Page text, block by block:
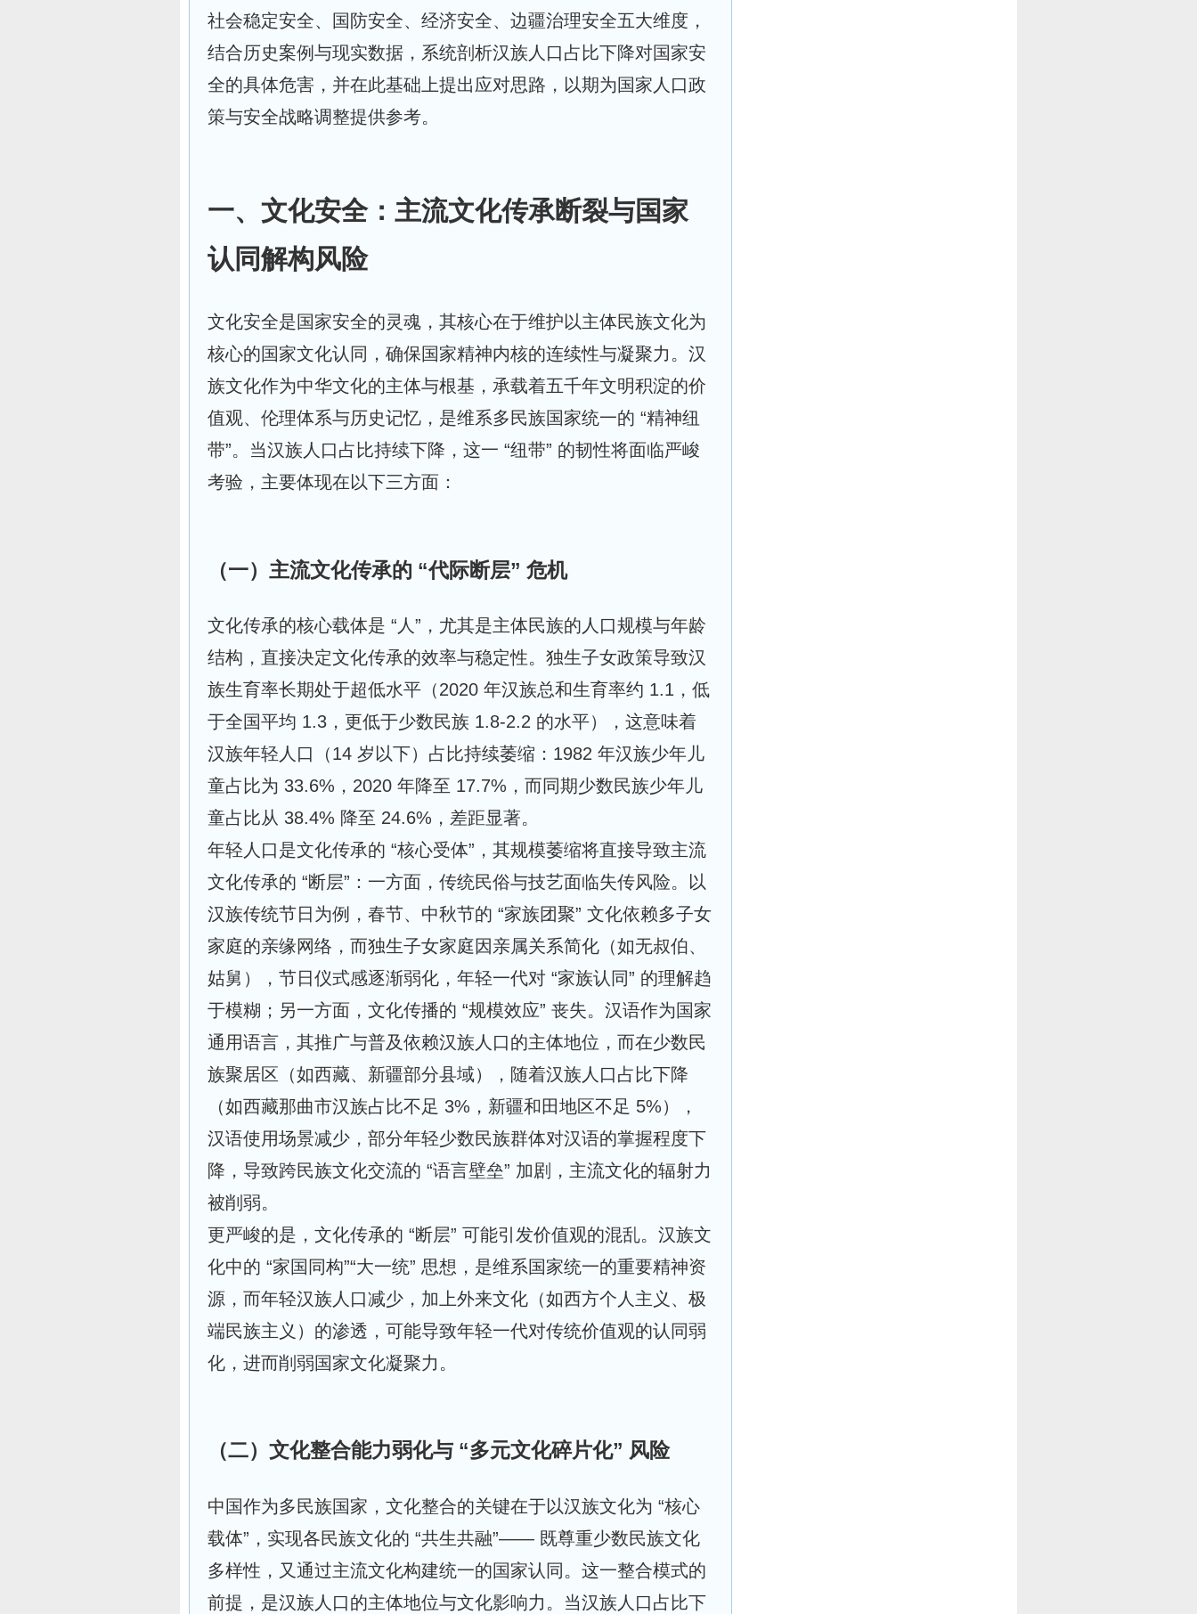
社会稳定安全、国防安全、经济安全、边疆治理安全五大维度，
结合历史案例与现实数据，系统剖析汉族人口占比下降对国家安
全的具体危害，并在此基础上提出应对思路，以期为国家人口政
策与安全战略调整提供参考。
一、文化安全：主流文化传承断裂与国家
认同解构风险
文化安全是国家安全的灵魂，其核心在于维护以主体民族文化为
核心的国家文化认同，确保国家精神内核的连续性与凝聚力。汉
族文化作为中华文化的主体与根基，承载着五千年文明积淀的价
值观、伦理体系与历史记忆，是维系多民族国家统一的 “精神纽
带”。当汉族人口占比持续下降，这一 “纽带” 的韧性将面临严峻
考验，主要体现在以下三方面：
（一）主流文化传承的 “代际断层” 危机
文化传承的核心载体是 “人”，尤其是主体民族的人口规模与年龄
结构，直接决定文化传承的效率与稳定性。独生子女政策导致汉
族生育率长期处于超低水平（2020 年汉族总和生育率约 1.1，低
于全国平均 1.3，更低于少数民族 1.8-2.2 的水平），这意味着
汉族年轻人口（14 岁以下）占比持续萎缩：1982 年汉族少年儿
童占比为 33.6%，2020 年降至 17.7%，而同期少数民族少年儿
童占比从 38.4% 降至 24.6%，差距显著。
年轻人口是文化传承的 “核心受体”，其规模萎缩将直接导致主流
文化传承的 “断层”：一方面，传统民俗与技艺面临失传风险。以
汉族传统节日为例，春节、中秋节的 “家族团聚” 文化依赖多子女
家庭的亲缘网络，而独生子女家庭因亲属关系简化（如无叔伯、
姑舅），节日仪式感逐渐弱化，年轻一代对 “家族认同” 的理解趋
于模糊；另一方面，文化传播的 “规模效应” 丧失。汉语作为国家
通用语言，其推广与普及依赖汉族人口的主体地位，而在少数民
族聚居区（如西藏、新疆部分县域），随着汉族人口占比下降
（如西藏那曲市汉族占比不足 3%，新疆和田地区不足 5%），
汉语使用场景减少，部分年轻少数民族群体对汉语的掌握程度下
降，导致跨民族文化交流的 “语言壁垒” 加剧，主流文化的辐射力
被削弱。
更严峻的是，文化传承的 “断层” 可能引发价值观的混乱。汉族文
化中的 “家国同构”“大一统” 思想，是维系国家统一的重要精神资
源，而年轻汉族人口减少，加上外来文化（如西方个人主义、极
端民族主义）的渗透，可能导致年轻一代对传统价值观的认同弱
化，进而削弱国家文化凝聚力。
（二）文化整合能力弱化与 “多元文化碎片化” 风险
中国作为多民族国家，文化整合的关键在于以汉族文化为 “核心
载体”，实现各民族文化的 “共生共融”—— 既尊重少数民族文化
多样性，又通过主流文化构建统一的国家认同。这一整合模式的
前提，是汉族人口的主体地位与文化影响力。当汉族人口占比下